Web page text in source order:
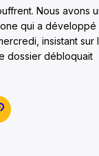
Nous avons
qui a développé
insistant sur
dossier débloquait